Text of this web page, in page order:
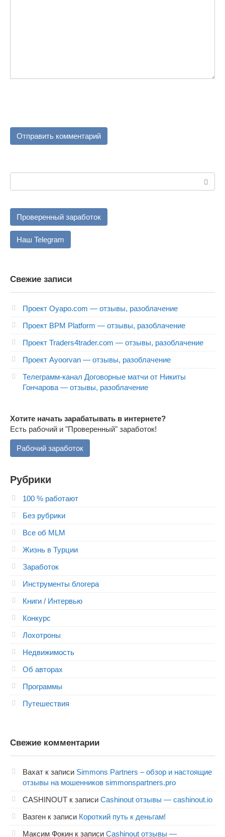
Проверенный заработок
Наш Telegram
Свежие записи
Проект Oyapo.com — отзывы, разоблачение
Проект BPM Platform — отзывы, разоблачение
Проект Traders4trader.com — отзывы, разоблачение
Проект Ayoorvan — отзывы, разоблачение
Телеграмм-канал Договорные матчи от Никиты
Гончарова — отзывы, разоблачение
Хотите начать зарабатывать в интернете?
Есть рабочий и "Проверенный" заработок!
Рабочий заработок
Рубрики
100 % работают
Без рубрики
Все об MLM
Жизнь в Турции
Заработок
Инструменты блогера
Книги / Интервью
Конкурс
Лохотроны
Недвижимость
Об авторах
Программы
Путешествия
Свежие комментарии
Вахат к записи Simmons Partners – обзор и настоящие
отзывы на мошенников simmonspartners.pro
CASHINOUT к записи Cashinout отзывы — cashinout.io
Вазген к записи Короткий путь к деньгам!
Максим Фокин к записи Cashinout отзывы —